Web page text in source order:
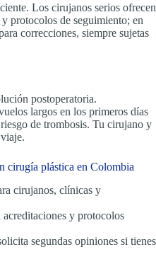
Los cirujanos serios ofrecen
protocolos de seguimiento; en
correcciones, siempre sujetas
postoperatoria.
largos en los primeros días
de trombosis. Tu cirujano y
cirugía plástica en Colombia
cirujanos, clínicas y
acreditaciones y protocolos
segundas opiniones si tienes